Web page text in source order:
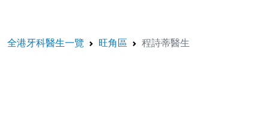
全港牙科醫生一覽 旺角區 程詩蒂醫生